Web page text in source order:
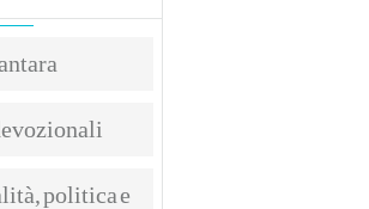
politica e